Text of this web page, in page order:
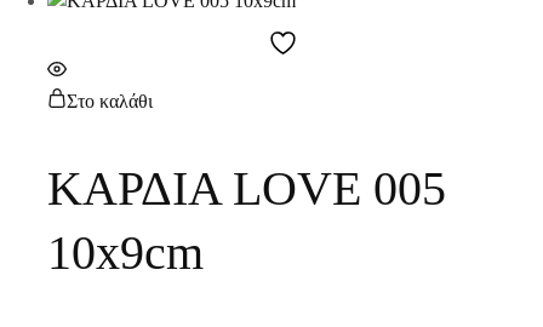
Στο καλάθι
ΚΑΡΔΙΑ LOVE 005
10x9cm